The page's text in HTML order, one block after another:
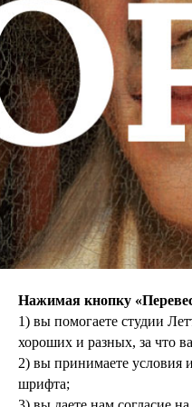
Нажимая кнопку
1) вы помогаете студии
хороших и разных, за что
2) вы принимаете условия
шрифта;